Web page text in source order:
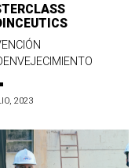
2023